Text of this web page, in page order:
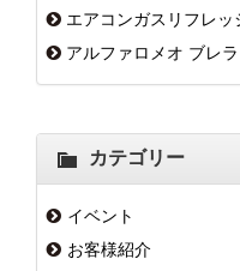
エアコンガスリフレッ
アルファロメオ ブレ
カテゴリー
イベント
お客様紹介